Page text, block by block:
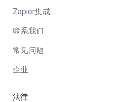
Zapier集成
联系我们
常见问题
企业
法律